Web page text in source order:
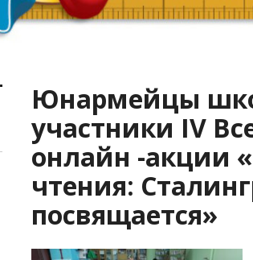
Юнармейцы
участники IV
онлайн -акции
чтения:
посвящается»